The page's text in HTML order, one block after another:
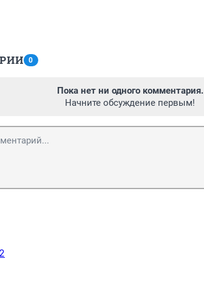
0
Пока нет ни одного комментария.
Начните обсуждение первым!